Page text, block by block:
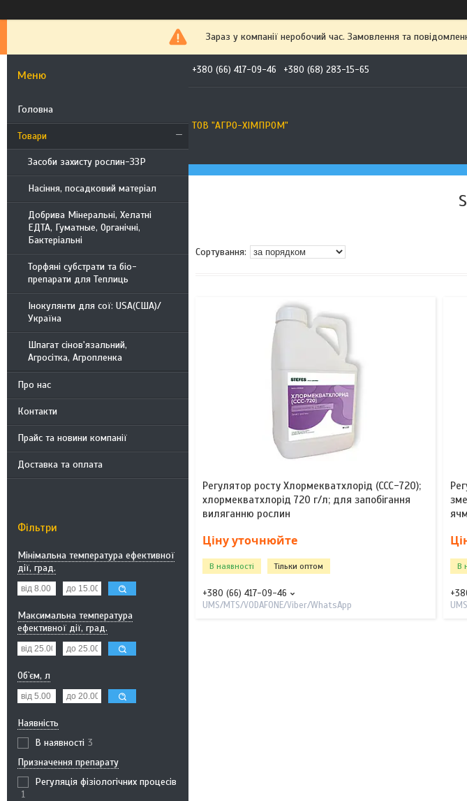
Зараз у компанії неробочий час. Замовлення та
Головна
Товари
Засоби захисту рослин-ЗЗР
Насіння, посадковий матеріал
Добрива Мінеральні, Хелатні
ЕДТА, Гуматные, Органічні,
Бактеріальні
Торфяні субстрати та біо-
препарати для Теплиць
Інокулянти для сої: USA(США)/
Україна
Шпагат сінов'язальний,
Агросітка, Агропленка
Про нас
Контакти
Прайс та новини компанії
Доставка та оплата
Фільтри
Мінімальна температура ефективної
дії, град.
Максимальна температура
ефективної дії, град.
Об`єм, л
Наявність
В наявності 3
Призначення препарату
Регуляція фізіологічних процесів
1
+380 (66) 417-09-46 +380 (68) 283-15-65
ТОВ "АГРО-ХІМПРОМ"
Регулятор росту Хлормекватхлорід (ССС-720);
хлормекватхлорід 720 г/л; для запобігання
виляганню рослин
Ціну уточнюйте
В наявності Тільки оптом
+380 (66) 417-09-46
UMS/MTS/VODAFONE/Viber/WhatsApp
В